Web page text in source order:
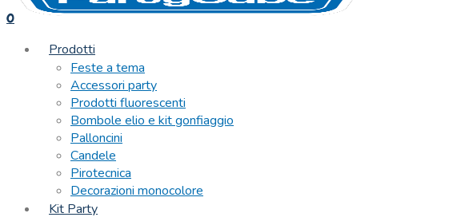
0
Prodotti
Feste a tema
Accessori party
Prodotti fluorescenti
Bombole elio e kit gonfiaggio
Palloncini
Candele
Pirotecnica
Decorazioni monocolore
Kit Party